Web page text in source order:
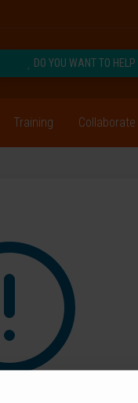
DO YOU WANT TO HELP
Training